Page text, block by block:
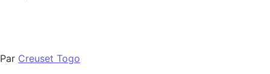
Par Creuset Togo